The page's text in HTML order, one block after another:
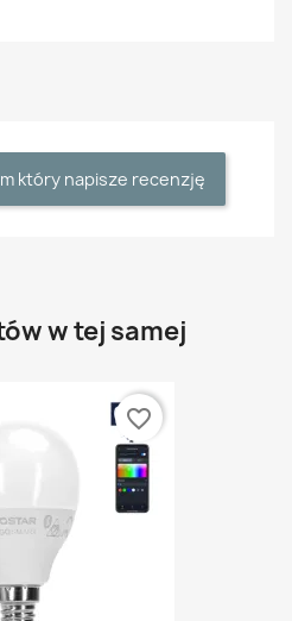
który napisze recenzję
w tej samej
favorite_border